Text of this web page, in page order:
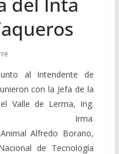
al Intendente de
con la Jefa de la
Valle de Lerma, Ing.
Irma
Alfredo Borano,
de Tecnología